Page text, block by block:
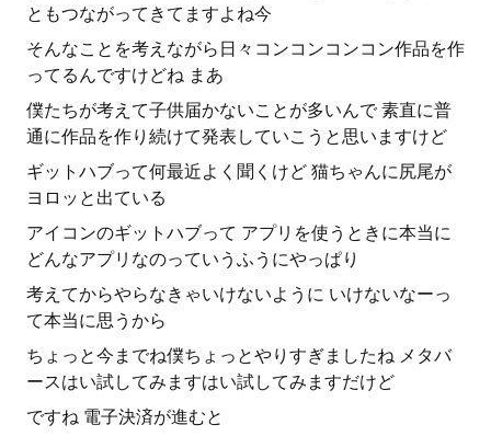
ともつながってきてますよね今
そんなことを考えながら日々コンコンコンコン作品を作
ってるんですけどね まあ
僕たちが考えて子供届かないことが多いんで 素直に普
通に作品を作り続けて発表していこうと思いますけど
ギットハブって何最近よく聞くけど 猫ちゃんに尻尾が
ヨロッと出ている
アイコンのギットハブって アプリを使うときに本当に
どんなアプリなのっていうふうにやっぱり
考えてからやらなきゃいけないように いけないなーっ
て本当に思うから
ちょっと今までね僕ちょっとやりすぎましたね メタバ
ースはい試してみますはい試してみますだけど
ですね 電子決済が進むと